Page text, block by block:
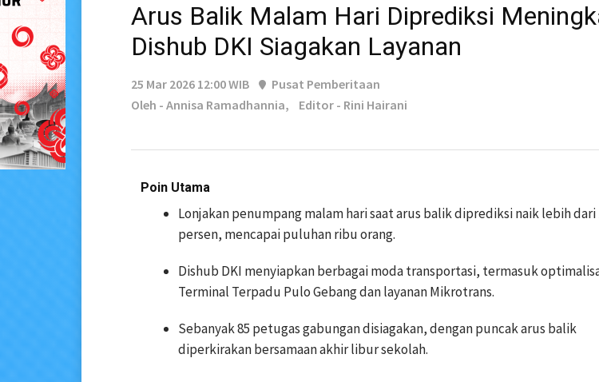
Arus Balik Malam Hari Diprediksi
Dishub DKI Siagakan Layanan
25 Mar 2026 12:00 WIB
Pusat Pemberitaan
Oleh - Annisa Ramadhannia,
Editor - Rini Hairani
Poin Utama
Lonjakan penumpang malam hari saat arus balik diprediksi naik lebih dari
persen, mencapai puluhan ribu orang.
Dishub DKI menyiapkan berbagai moda transportasi, termasuk
Terminal Terpadu Pulo Gebang dan layanan Mikrotrans.
Sebanyak 85 petugas gabungan disiagakan, dengan puncak arus balik
diperkirakan bersamaan akhir libur sekolah.